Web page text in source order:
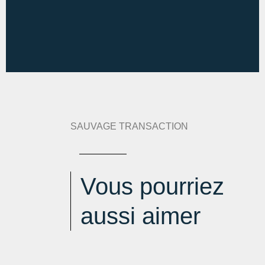
Estimation des dépenses annuelles :
SAUVAGE TRANSACTION
Vous pourriez
aussi aimer